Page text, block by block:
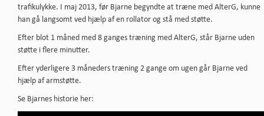
trafikulykke. I maj 2013, før Bjarne begyndte at træne med AlterG, kunne
han gå langsomt ved hjælp af en rollator og stå med støtte.
Efter blot 1 måned med 8 ganges træning med AlterG, står Bjarne uden
støtte i flere minutter.
Efter yderligere 3 måneders træning 2 gange om ugen går Bjarne ved
hjælp af armstøtte.
Se Bjarnes historie her: